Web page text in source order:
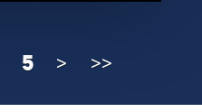
5 > >>